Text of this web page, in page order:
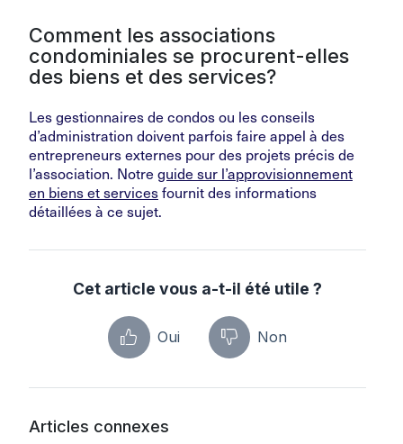
Comment les associations
condominiales se procurent-elles
des biens et des services?
Les gestionnaires de condos ou les conseils
d’administration doivent parfois faire appel à des
entrepreneurs externes pour des projets précis de
l’association. Notre guide sur l’approvisionnement
en biens et servicesfournit des informations
détaillées à ce sujet.
Cet article vous a-t-il été utile ?
Oui Non
Articles connexes